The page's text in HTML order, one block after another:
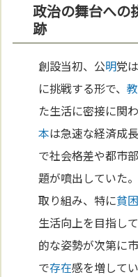
政治の舞台への
跡
創設当初、公明党
に挑戦する形で、
た生活に密接に関
本は急速な経済成
で社会格差や都市
題が噴出していた
取り組み、特に貧困
生活向上を目指し
的な姿勢が次第に
で存在感を増して